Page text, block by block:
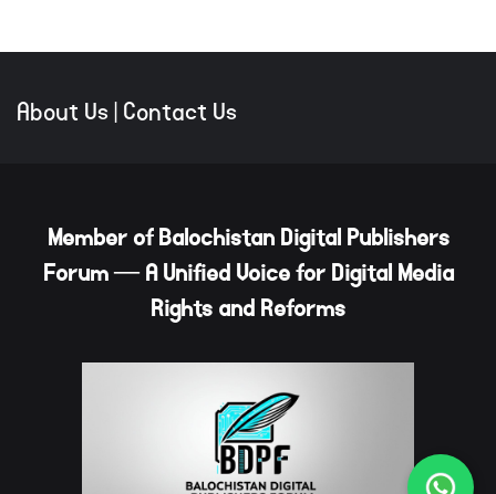
About Us|Contact Us
Member of Balochistan Digital Publishers
Forum — A Unified Voice for Digital Media
Rights and Reforms